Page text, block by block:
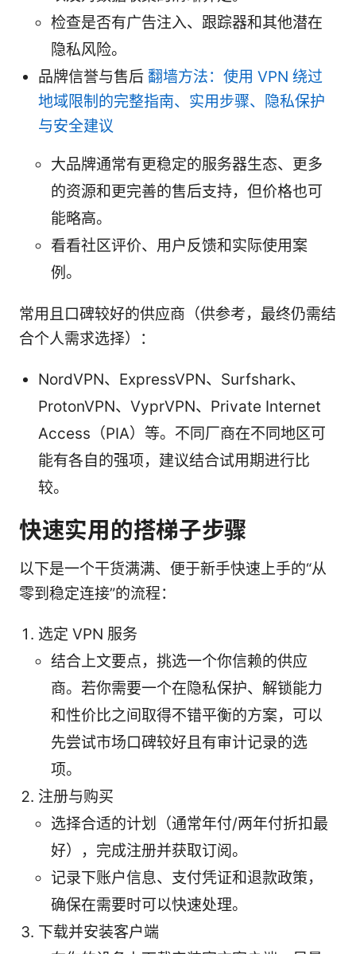
检查是否有广告注入、跟踪器和其他潜在
隐私风险。
品牌信誉与售后 翻墙方法：使用 VPN 绕过
地域限制的完整指南、实用步骤、隐私保护
与安全建议
大品牌通常有更稳定的服务器生态、更多
的资源和更完善的售后支持，但价格也可
能略高。
看看社区评价、用户反馈和实际使用案
例。
常用且口碑较好的供应商（供参考，最终仍需结
合个人需求选择）：
NordVPN、ExpressVPN、Surfshark、
ProtonVPN、VyprVPN、Private Internet
Access（PIA）等。不同厂商在不同地区可
能有各自的强项，建议结合试用期进行比
较。
快速实用的搭梯子步骤
以下是一个干货满满、便于新手快速上手的“从
零到稳定连接”的流程：
选定 VPN 服务
结合上文要点，挑选一个你信赖的供应
商。若你需要一个在隐私保护、解锁能力
和性价比之间取得不错平衡的方案，可以
先尝试市场口碑较好且有审计记录的选
项。
注册与购买
选择合适的计划（通常年付/两年付折扣最
好），完成注册并获取订阅。
记录下账户信息、支付凭证和退款政策，
确保在需要时可以快速处理。
下载并安装客户端